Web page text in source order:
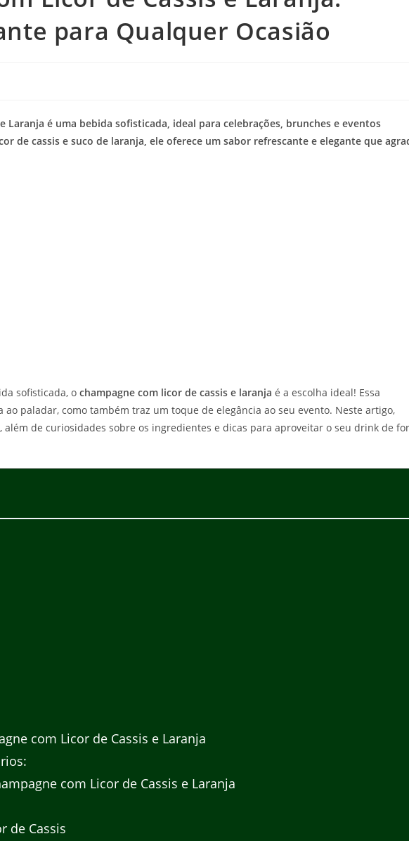
para Qualquer Ocasião
Laranja é uma bebida sofisticada, ideal para celebrações, brunches e eventos
de cassis e suco de laranja, ele oferece um sabor refrescante e elegante que
sofisticada, o champagne com licor de cassis e laranja é a escolha ideal! Essa
ao paladar, como também traz um toque de elegância ao seu evento. Neste artigo,
de curiosidades sobre os ingredientes e dicas para aproveitar o seu drink de
com Licor de Cassis e Laranja
com Licor de Cassis e Laranja
de Cassis